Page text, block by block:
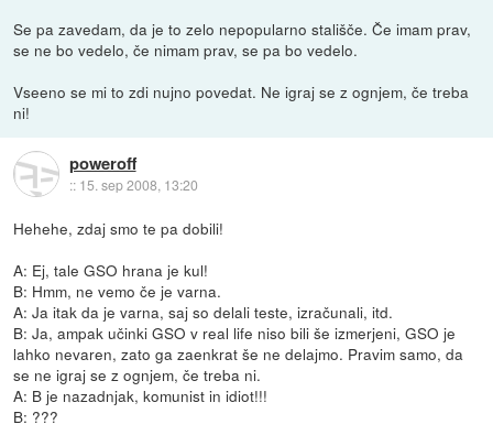
Se pa zavedam, da je to zelo nepopularno stališče. Če imam prav,
se ne bo vedelo, če nimam prav, se pa bo vedelo.
Vseeno se mi to zdi nujno povedat. Ne igraj se z ognjem, če treba
ni!
poweroff
:: 15. sep 2008, 13:20
Hehehe, zdaj smo te pa dobili!
A: Ej, tale GSO hrana je kul!
B: Hmm, ne vemo če je varna.
A: Ja itak da je varna, saj so delali teste, izračunali, itd.
B: Ja, ampak učinki GSO v real life niso bili še izmerjeni, GSO je
lahko nevaren, zato ga zaenkrat še ne delajmo. Pravim samo, da
se ne igraj se z ognjem, če treba ni.
A: B je nazadnjak, komunist in idiot!!!
B: ???